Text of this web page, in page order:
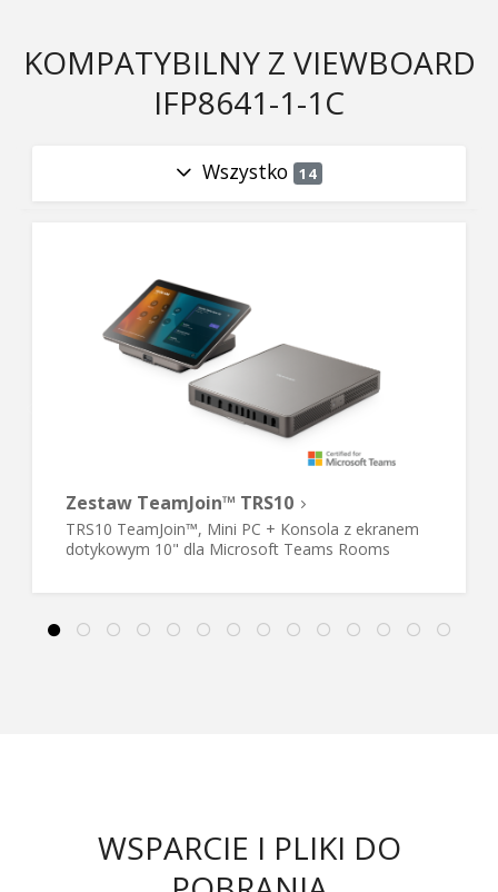
KOMPATYBILNY Z VIEWBOARD
IFP8641-1-1C
Wszystko 14
Zestaw TeamJoin™ TRS10
TRS10 TeamJoin™, Mini PC + Konsola z ekranem
dotykowym 10" dla Microsoft Teams Rooms
WSPARCIE I PLIKI DO